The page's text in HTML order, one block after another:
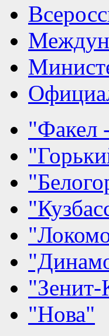
"Факел
"Зенит-
"Нова"